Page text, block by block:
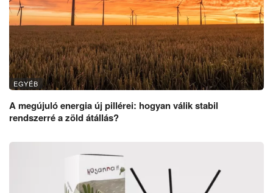
EGYÉB
A megújuló energia új pillérei: hogyan válik stabil
rendszerré a zöld átállás?